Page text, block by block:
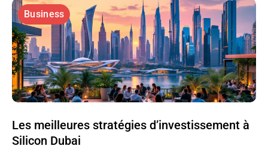
Business
Les meilleures stratégies d’investissement à
Silicon Dubai